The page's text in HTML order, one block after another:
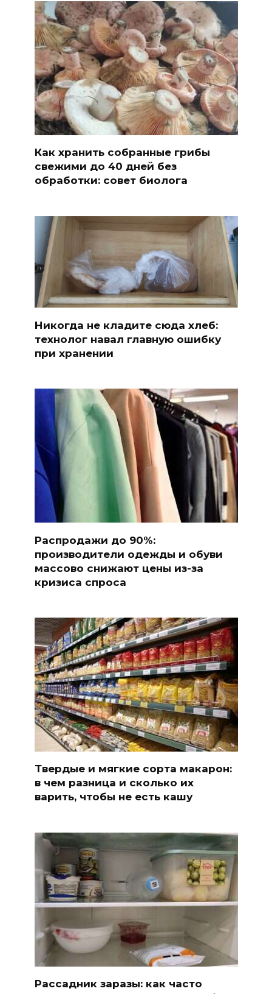
Как хранить собранные грибы
свежими до 40 дней без
обработки: совет биолога
Никогда не кладите сюда хлеб:
технолог навал главную ошибку
при хранении
Распродажи до 90%:
производители одежды и обуви
массово снижают цены из-за
кризиса спроса
Твердые и мягкие сорта макарон:
в чем разница и сколько их
варить, чтобы не есть кашу
Рассадник заразы: как часто